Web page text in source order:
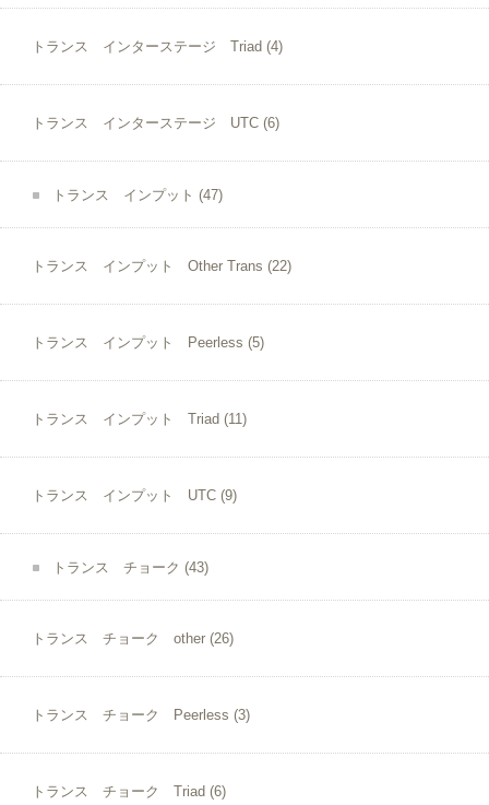
トランス インターステージ Triad (4)
トランス インターステージ UTC (6)
トランス インプット (47)
トランス インプット Other Trans (22)
トランス インプット Peerless (5)
トランス インプット Triad (11)
トランス インプット UTC (9)
トランス チョーク (43)
トランス チョーク other (26)
トランス チョーク Peerless (3)
トランス チョーク Triad (6)